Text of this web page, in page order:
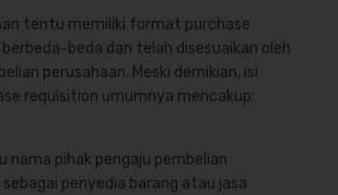
tentu memiliki format purchase
beda dan telah disesuaikan oleh
perusahaan. Meski demikian, isi
requisition umumnya mencakup:
nama pihak pengaju pembelian
sebagai penyedia barang atau jasa